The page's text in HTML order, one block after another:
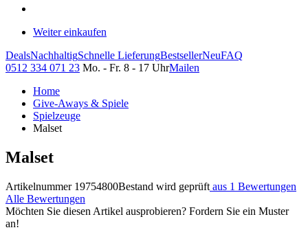
Weiter einkaufen
DealsNachhaltigSchnelle LieferungBestsellerNeuFAQ
0512 334 071 23 Mo. - Fr. 8 - 17 UhrMailen
Home
Give-Aways & Spiele
Spielzeuge
Malset
Malset
Artikelnummer 19754800Bestand wird geprüft aus 1 Bewertungen
Alle Bewertungen
Möchten Sie diesen Artikel ausprobieren? Fordern Sie ein Muster
an!